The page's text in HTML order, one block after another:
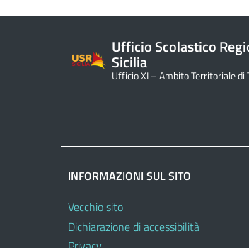
Ufficio Scolastico
Sicilia
Ufficio XI – Ambito Territoriale di
INFORMAZIONI SUL SITO
Vecchio sito
Dichiarazione di accessibilità